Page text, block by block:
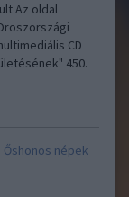
Az oldal
CD
450.
Őshonos népek